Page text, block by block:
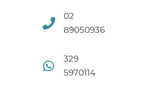
02
89050936
329
5970114